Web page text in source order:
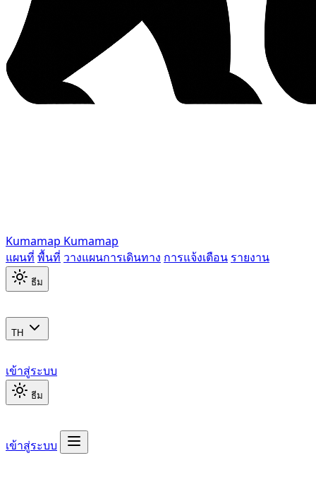
Kumamap Kumamap
แผนที่ พื้นที่ วางแผนการเดินทาง การแจ้งเตือน รายงาน
ธีม
TH
เข้าสู่ระบบ
ธีม
เข้าสู่ระบบ